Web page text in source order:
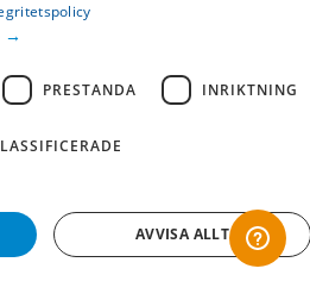
→
PRESTANDA INRIKTNING
AVVISA ALLT